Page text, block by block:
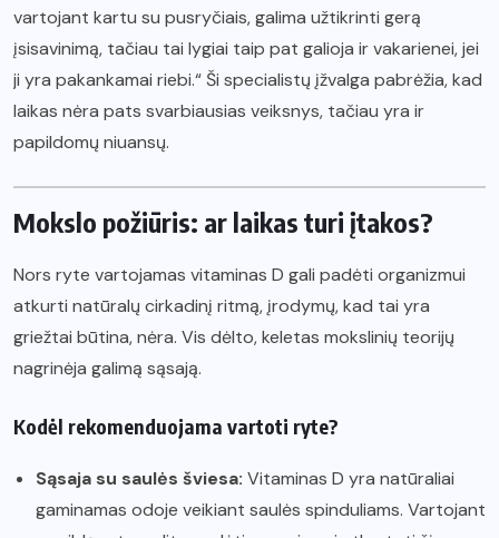
vartojant kartu su pusryčiais, galima užtikrinti gerą
įsisavinimą, tačiau tai lygiai taip pat galioja ir vakarienei, jei
ji yra pakankamai riebi.“ Ši specialistų įžvalga pabrėžia, kad
laikas nėra pats svarbiausias veiksnys, tačiau yra ir
papildomų niuansų.
Mokslo požiūris: ar laikas turi įtakos?
Nors ryte vartojamas vitaminas D gali padėti organizmui
atkurti natūralų cirkadinį ritmą, įrodymų, kad tai yra
griežtai būtina, nėra. Vis dėlto, keletas mokslinių teorijų
nagrinėja galimą sąsają.
Kodėl rekomenduojama vartoti ryte?
Sąsaja su saulės šviesa: Vitaminas D yra natūraliai
gaminamas odoje veikiant saulės spinduliams. Vartojant